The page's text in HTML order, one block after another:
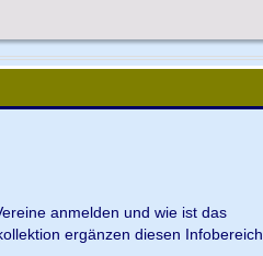
anmelden und wie ist das
ergänzen diesen Infobereich.